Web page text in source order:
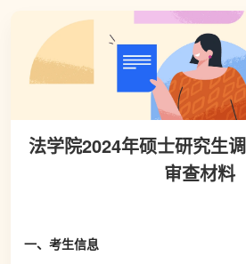
法学院2024年硕士研究生
审查材料
一、考生信息